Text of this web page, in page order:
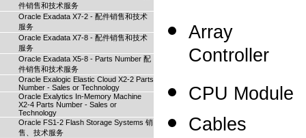
件销售和技术服务
Oracle Exadata X7-2 - 配件销售和技术
服务
Oracle Exadata X7-8 - 配件销售和技术
服务
Oracle Exadata X5-8 - Parts Number 配
件销售和技术服务
Oracle Exalogic Elastic Cloud X2-2 Parts
Number - Sales or Technology
Oracle Exalytics In-Memory Machine
X2-4 Parts Number - Sales or
Technology
Oracle FS1-2 Flash Storage Systems 销
售、技术服务
Array
Controller
CPU Module
Cables